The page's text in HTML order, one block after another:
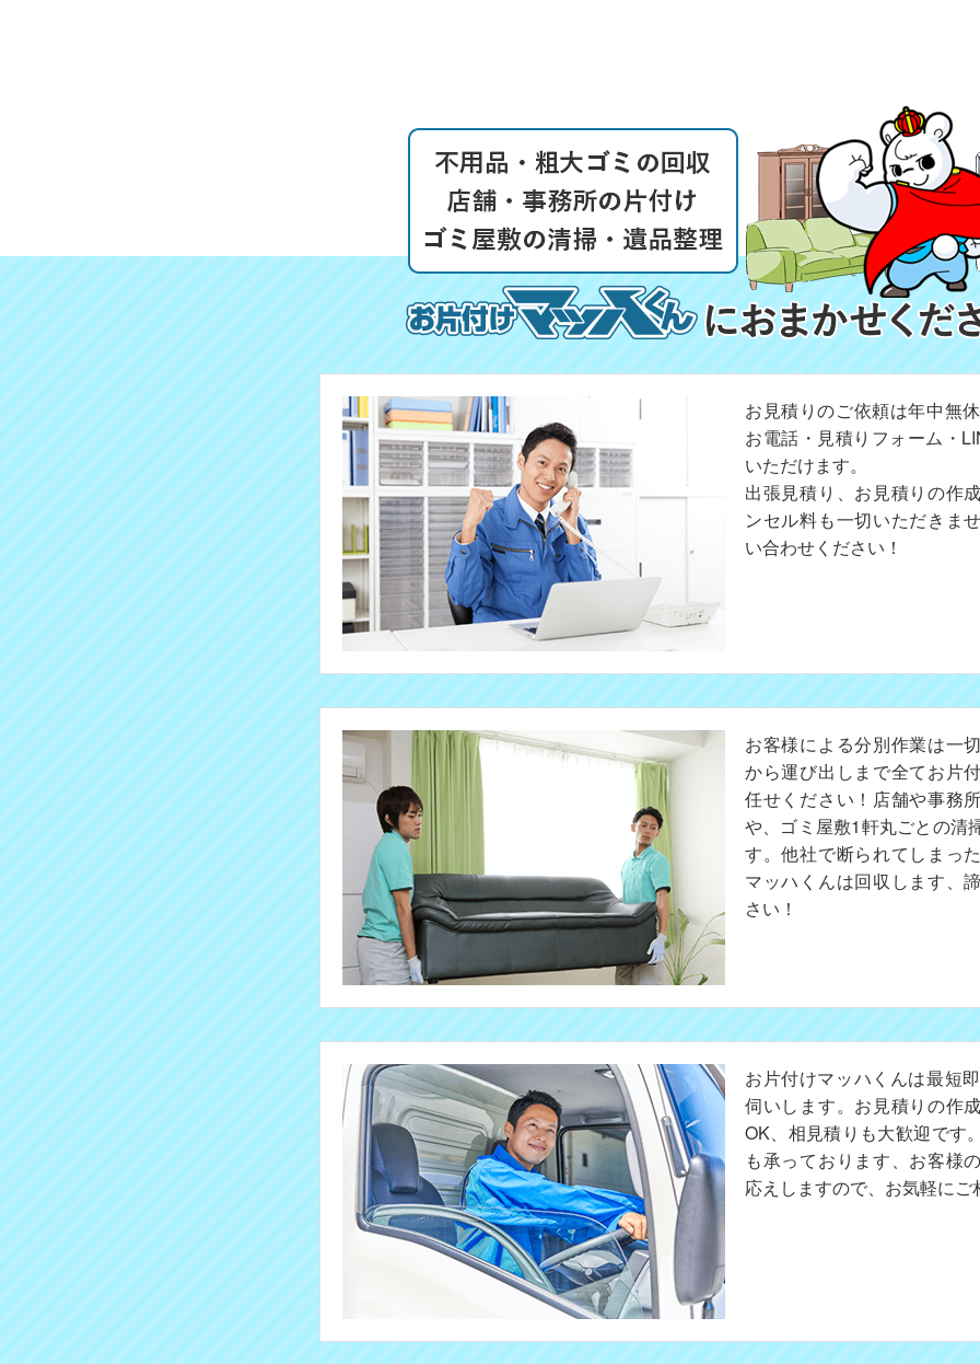
お見積りのご依頼は年中無
お電話・見積りフォーム・
いただけます。
出張見積り、お見積りの作
ンセル料も一切いただきま
い合わせください！
お客様による分別作業は一
から運び出しまで全てお片
任せください！店舗や事務
や、ゴミ屋敷1軒丸ごとの清
す。他社で断られてしまっ
マッハくんは回収します、
さい！
お片付けマッハくんは最短
伺いします。お見積りの作
OK、相見積りも大歓迎です
も承っております、お客様
応えしますので、お気軽にご